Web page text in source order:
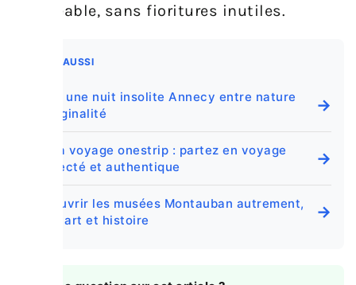
et agréable, sans fioritures inutiles.
A LIRE AUSSI
Vivez une nuit insolite Annecy entre nature
et originalité
→
aguila voyage onestrip : partez en voyage
connecté et authentique
→
Découvrir les musées Montauban autrement,
entre art et histoire
→